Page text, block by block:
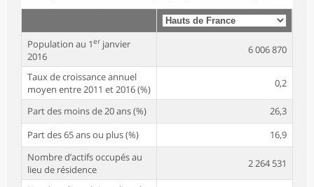
Population au 1er janvier
2016
6 006 870
Taux de croissance annuel
moyen entre 2011 et 2016 (%)
0,2
Part des moins de 20 ans (%)
26,3
Part des 65 ans ou plus (%)
16,9
Nombre d’actifs occupés au
lieu de résidence
2 264 531